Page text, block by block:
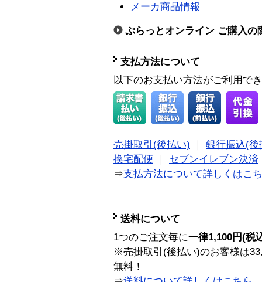
メーカ商品情報
ぷらっとオンライン ご購入の
支払方法について
以下のお支払い方法がご利用で
売掛取引(後払い)
銀行振込(後
換宅配便
セブンイレブン決済
⇒支払方法について詳しくはこ
送料について
1つのご注文毎に一律1,100円(税
※売掛取引(後払い)のお客様は
無料！